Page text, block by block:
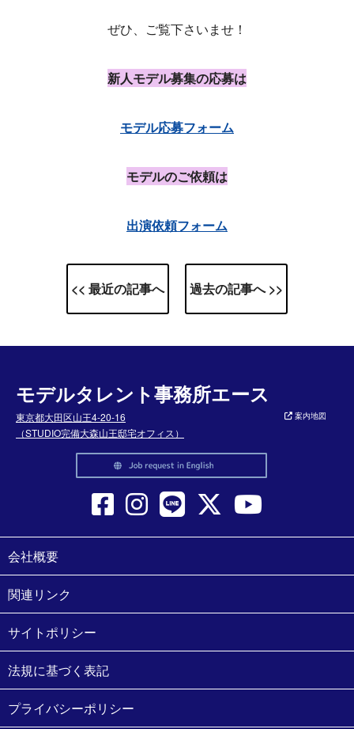
ぜひ、ご覧下さいませ！
新人モデル募集の応募は
モデル応募フォーム
モデルのご依頼は
出演依頼フォーム
<< 最近の記事へ 過去の記事へ >>
モデルタレント事務所エース
東京都大田区山王4-20-16
（STUDIO完備大森山王邸宅オフィス）
案内地図
会社概要
関連リンク
サイトポリシー
法規に基づく表記
プライバシーポリシー